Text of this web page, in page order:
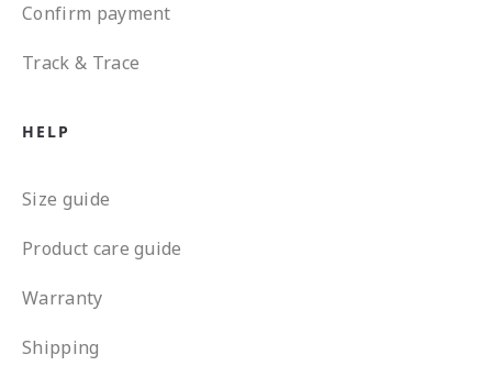
Confirm payment
Track & Trace
HELP
Size guide
Product care guide
Warranty
Shipping